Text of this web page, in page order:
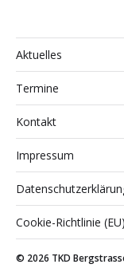
Aktuelles
Termine
Kontakt
Impressum
Cookie-Richtlinie (EU)
© 2026 TKD